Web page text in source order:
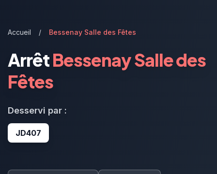
Accueil / Bessenay Salle des Fêtes
ArrêtBessenay Salle des
Fêtes
Desservi par :
JD407